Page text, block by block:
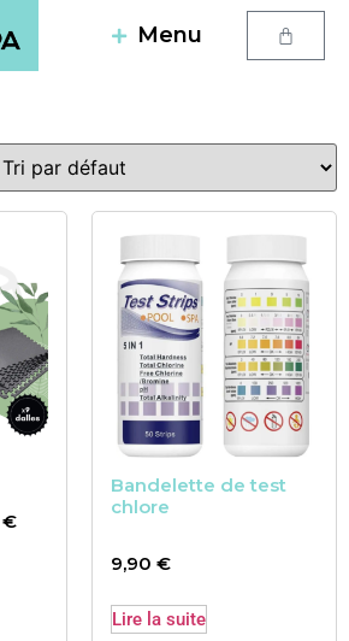
Menu
€
Bandelette de test
chlore
9,90 €
Lire la suite